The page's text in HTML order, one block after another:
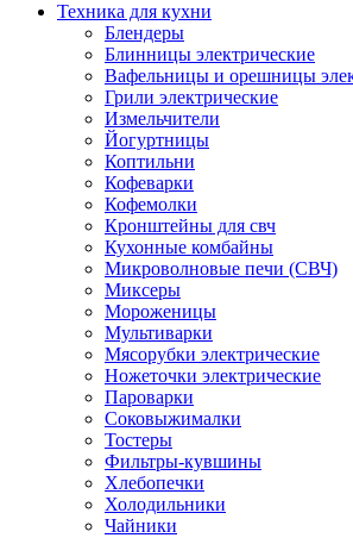
Техника для кухни
Блендеры
Блинницы электрические
Вафельницы и орешницы
Грили электрические
Измельчители
Йогуртницы
Коптильни
Кофеварки
Кофемолки
Кронштейны для свч
Кухонные комбайны
Микроволновые печи (СВЧ)
Миксеры
Мороженицы
Мультиварки
Мясорубки электрические
Ножеточки электрические
Пароварки
Соковыжималки
Тостеры
Фильтры-кувшины
Хлебопечки
Холодильники
Чайники